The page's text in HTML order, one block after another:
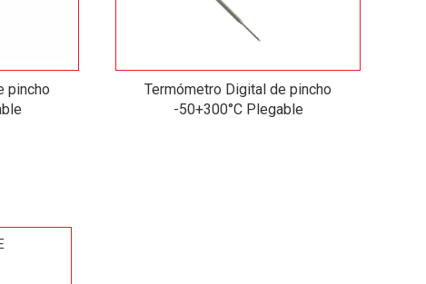
pincho
Termómetro Digital de pincho
-50+300°C Plegable